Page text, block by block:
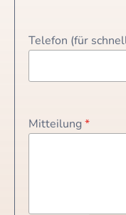
Telefon (für
Mitteilung*